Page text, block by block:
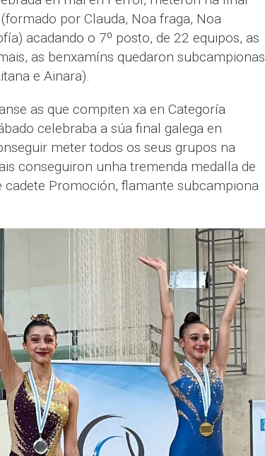
por Clauda, Noa fraga, Noa
acadando o 7º posto, de 22 equipos, as
as benxamíns quedaron subcampionas
e Ainara).
as que compiten xa en Categoría
celebraba a súa final galega en
meter todos os seus grupos na
conseguiron unha tremenda medalla de
cadete Promoción, flamante subcampiona